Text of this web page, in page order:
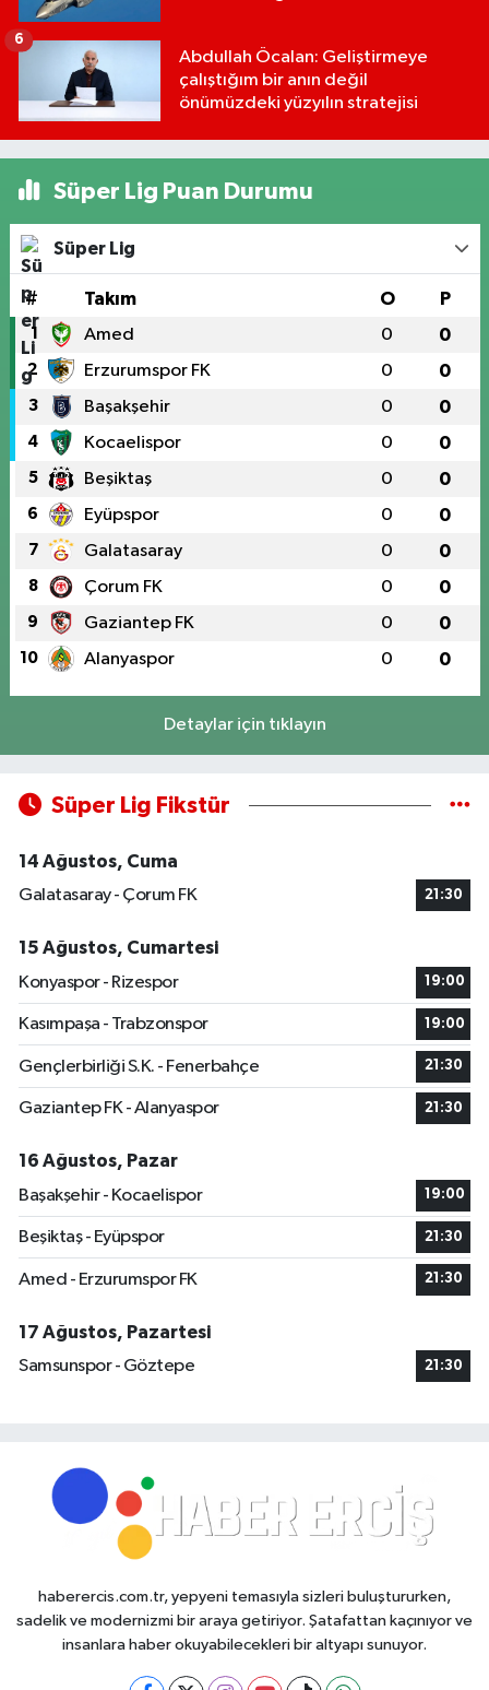
Abdullah Öcalan: Geliştirmeye
çalıştığım bir anın değil
önümüzdeki yüzyılın stratejisi
6
Süper Lig Puan Durumu
Süper Lig
# Takım O P
1 Amed 0 0
2 Erzurumspor FK 0 0
3 Başakşehir 0 0
4 Kocaelispor 0 0
5 Beşiktaş 0 0
6 Eyüpspor 0 0
7 Galatasaray 0 0
8 Çorum FK 0 0
9 Gaziantep FK 0 0
10 Alanyaspor 0 0
Detaylar için tıklayın
Süper Lig Fikstür
14 Ağustos, Cuma
Galatasaray - Çorum FK
21:30
15 Ağustos, Cumartesi
Konyaspor - Rizespor
19:00
Kasımpaşa - Trabzonspor 19:00
Gençlerbirliği S.K. - Fenerbahçe 21:30
Gaziantep FK - Alanyaspor 21:30
16 Ağustos, Pazar
Başakşehir - Kocaelispor
19:00
Beşiktaş - Eyüpspor 21:30
Amed - Erzurumspor FK 21:30
17 Ağustos, Pazartesi
Samsunspor - Göztepe
21:30
haberercis.com.tr, yepyeni temasıyla sizleri buluştururken,
sadelik ve modernizmi bir araya getiriyor. Şatafattan kaçınıyor ve
insanlara haber okuyabilecekleri bir altyapı sunuyor.